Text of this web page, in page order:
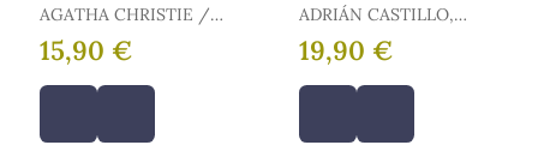
AGATHA CHRISTIE /
CHRISTIE, AGATHA
15,90 €
ADRIÁN CASTILLO,
JAVIER S. MORALES,
PEDRO L. VALEN /
19,90 €